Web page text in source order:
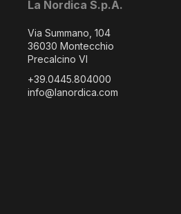
La Nordica S.p.A.
Via Summano, 104
36030 Montecchio
Precalcino VI
+39.0445.804000
info@lanordica.com